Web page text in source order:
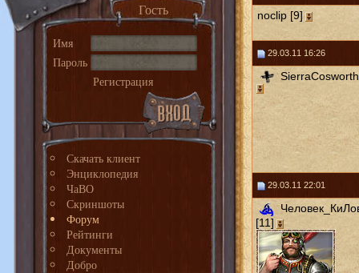
Гость
Имя
Пароль
Регистрация
Скачать клиент
Энциклопедия
ЧаВО
Скриншоты
Форум
Рейтинги
Документы
Добро
noclip [9]
29.03.11 16:26
29.03.11 22:01
[11]